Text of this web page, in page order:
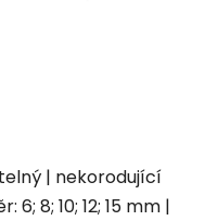
| nekorodující
8; 10; 12; 15 mm |